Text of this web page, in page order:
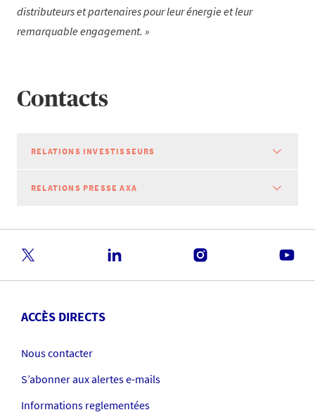
distributeurs et partenaires pour leur énergie et leur
remarquable engagement.
Contacts
RELATIONS INVESTISSEURS
RELATIONS PRESSE AXA
ACCÈS DIRECTS
Nous contacter
S’abonner aux alertes e-mails
Informations reglementées